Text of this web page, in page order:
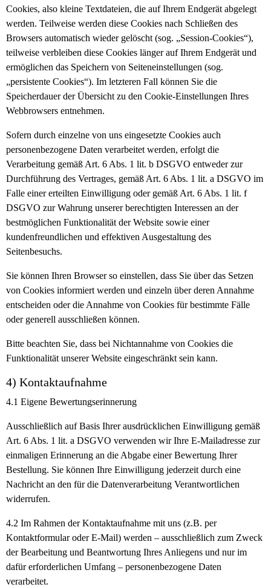
Cookies, also kleine Textdateien, die auf Ihrem Endgerät abgelegt
werden. Teilweise werden diese Cookies nach Schließen des
Browsers automatisch wieder gelöscht (sog. „Session-Cookies“),
teilweise verbleiben diese Cookies länger auf Ihrem Endgerät und
ermöglichen das Speichern von Seiteneinstellungen (sog.
„persistente Cookies“). Im letzteren Fall können Sie die
Speicherdauer der Übersicht zu den Cookie-Einstellungen Ihres
Webbrowsers entnehmen.
Sofern durch einzelne von uns eingesetzte Cookies auch
personenbezogene Daten verarbeitet werden, erfolgt die
Verarbeitung gemäß Art. 6 Abs. 1 lit. b DSGVO entweder zur
Durchführung des Vertrages, gemäß Art. 6 Abs. 1 lit. a DSGVO im
Falle einer erteilten Einwilligung oder gemäß Art. 6 Abs. 1 lit. f
DSGVO zur Wahrung unserer berechtigten Interessen an der
bestmöglichen Funktionalität der Website sowie einer
kundenfreundlichen und effektiven Ausgestaltung des
Seitenbesuchs.
Sie können Ihren Browser so einstellen, dass Sie über das Setzen
von Cookies informiert werden und einzeln über deren Annahme
entscheiden oder die Annahme von Cookies für bestimmte Fälle
oder generell ausschließen können.
Bitte beachten Sie, dass bei Nichtannahme von Cookies die
Funktionalität unserer Website eingeschränkt sein kann.
4) Kontaktaufnahme
4.1 Eigene Bewertungserinnerung
Ausschließlich auf Basis Ihrer ausdrücklichen Einwilligung gemäß
Art. 6 Abs. 1 lit. a DSGVO verwenden wir Ihre E-Mailadresse zur
einmaligen Erinnerung an die Abgabe einer Bewertung Ihrer
Bestellung. Sie können Ihre Einwilligung jederzeit durch eine
Nachricht an den für die Datenverarbeitung Verantwortlichen
widerrufen.
4.2 Im Rahmen der Kontaktaufnahme mit uns (z.B. per
Kontaktformular oder E-Mail) werden – ausschließlich zum Zweck
der Bearbeitung und Beantwortung Ihres Anliegens und nur im
dafür erforderlichen Umfang – personenbezogene Daten
verarbeitet.